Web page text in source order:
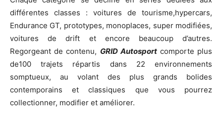
différentes classes : voitures de tourisme,hypercars,
Endurance GT, prototypes, monoplaces, super modifiées,
voitures de drift et encore beaucoup d’autres.
Regorgeant de contenu, GRID Autosportcomporte plus
de100 trajets répartis dans 22 environnements
somptueux, au volant des plus grands bolides
contemporains et classiques que vous pourrez
collectionner, modifier et améliorer.